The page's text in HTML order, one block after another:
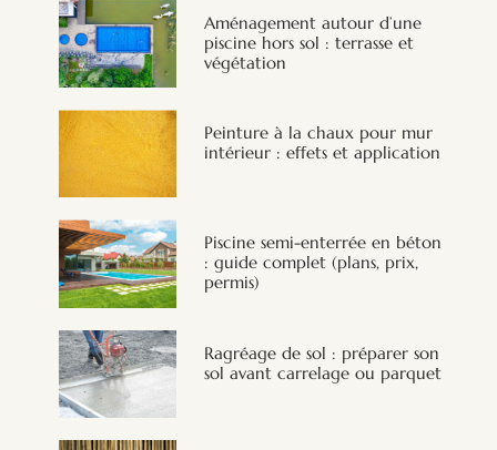
Aménagement autour d’une
piscine hors sol : terrasse et
végétation
Peinture à la chaux pour mur
intérieur : effets et application
Piscine semi-enterrée en béton
: guide complet (plans, prix,
permis)
Ragréage de sol : préparer son
sol avant carrelage ou parquet